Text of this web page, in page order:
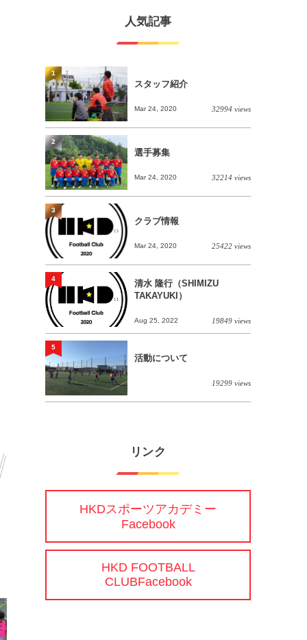
人気記事
スタッフ紹介
Mar 24, 2020 32994 views
1
選手募集
Mar 24, 2020 32214 views
2
クラブ情報
Mar 24, 2020 25422 views
3
清水 隆行（SHIMIZU
TAKAYUKI）
Aug 25, 2022 19849 views
4
活動について
19299 views
5
リンク
HKDスポーツアカデミー
Facebook
HKD FOOTBALL
CLUBFacebook